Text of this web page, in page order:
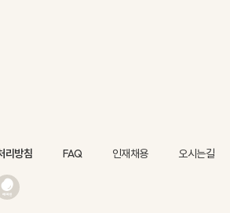
리방침 FAQ 인재채용 오시는길